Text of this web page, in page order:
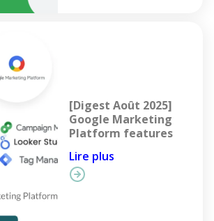
[Digest Août 2025]
Google Marketing
Platform features
Lire plus